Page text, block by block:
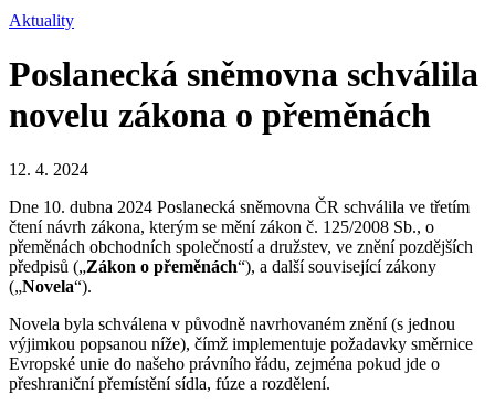
Aktuality
Poslanecká sněmovna schválila
novelu zákona o přeměnách
12. 4. 2024
Dne 10. dubna 2024 Poslanecká sněmovna ČR schválila ve třetím
čtení návrh zákona, kterým se mění zákon č. 125/2008 Sb., o
přeměnách obchodních společností a družstev, ve znění pozdějších
předpisů („Zákon o přeměnách“), a další související zákony
(„Novela“).
Novela byla schválena v původně navrhovaném znění (s jednou
výjimkou popsanou níže), čímž implementuje požadavky směrnice
Evropské unie do našeho právního řádu, zejména pokud jde o
přeshraniční přemístění sídla, fúze a rozdělení.